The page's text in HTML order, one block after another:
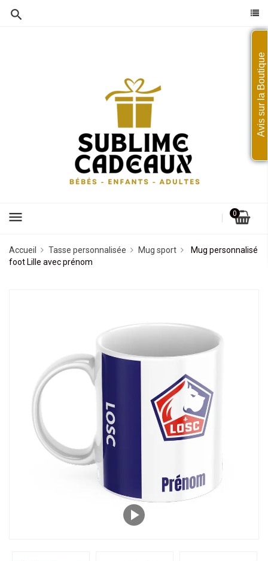
menu 0
Accueil Tasse personnalisée Mug sport
Mug personnalisé
foot Lille avec prénom
Avis sur la Boutique